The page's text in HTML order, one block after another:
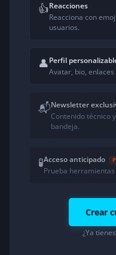
👍Reacciones
Reacciona con
usuarios.
👤Perfil
Avatar, bio,
📬Newsletter
Contenido técnico
bandeja.
🧪Acceso anticipado
Prueba
Crear
¿Ya